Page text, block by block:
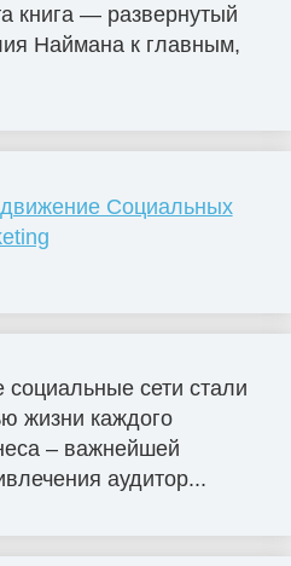
книга — развернутый
Наймана к главным,
Социальных
сети стали
жизни каждого
– важнейшей
аудитор...